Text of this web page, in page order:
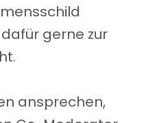
gerne zur
ansprechen,